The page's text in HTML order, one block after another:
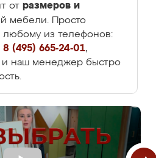
от размеров и
мебели. Просто
любому из телефонов:
8 (495) 665-24-01,
и наш менеджер быстро